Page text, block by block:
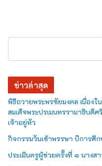
ข่าวล่าสุด
พิธีถวายพระพรชัยมงคล เนื่องใ
สมเด็จพระปรเมนทรรามาธิบดี
เจ้าอยู่หัว
กิจกรรมวันเข้าพรรษา ปีการศึ
ประเมินครูผู้ช่วยครั้งที่ ๑ นางส